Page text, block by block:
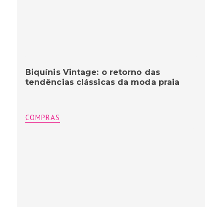
Biquínis Vintage: o retorno das
tendências clássicas da moda praia
COMPRAS